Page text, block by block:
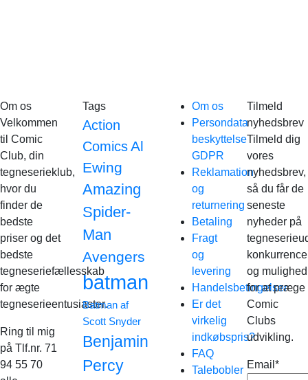
Om os
Velkommen
til Comic
Club, din
tegneserieklub,
hvor du
finder de
bedste
priser og det
bedste
tegneseriefællesskab
for ægte
tegneserieentusiaster.
Ring til mig
på Tlf.nr. 71
94 55 70
Tags
Action
Comics Al
Ewing
Amazing
Spider-
Man
Avengers
batman
Batman af
Scott Snyder
Benjamin
Percy
Om os
Persondata
beskyttelse
GDPR
Reklamation
og
returnering
Betaling
Fragt
og
levering
Handelsbetingelser
Er det
virkelig
indkøbspris?
FAQ
Talebobler
Tilmeld
nyhedsbrev
Tilmeld dig
vores
nyhedsbrev,
så du får de
seneste
nyheder på
og mulighed
for at præge
Comic
Clubs
udvikling.
Email*